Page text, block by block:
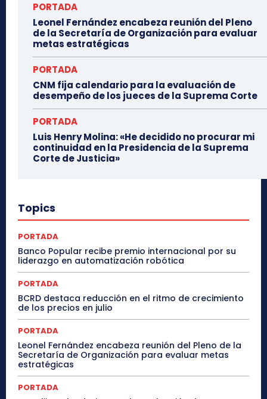
PORTADA
Leonel Fernández encabeza reunión del Pleno
de la Secretaría de Organización para evaluar
metas estratégicas
PORTADA
CNM fija calendario para la evaluación de
desempeño de los jueces de la Suprema Corte
PORTADA
Luis Henry Molina: «He decidido no procurar mi
continuidad en la Presidencia de la Suprema
Corte de Justicia»
Topics
PORTADA
Banco Popular recibe premio internacional por su
liderazgo en automatización robótica
PORTADA
BCRD destaca reducción en el ritmo de crecimiento
de los precios en julio
PORTADA
Leonel Fernández encabeza reunión del Pleno de la
Secretaría de Organización para evaluar metas
estratégicas
PORTADA